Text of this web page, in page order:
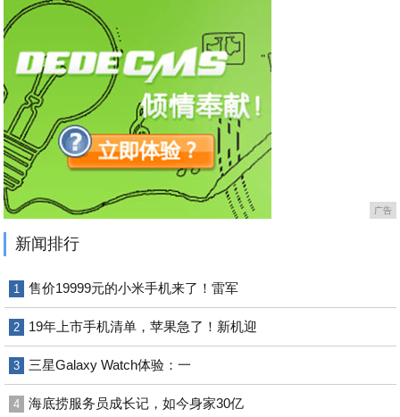
广告
新闻排行
1 售价19999元的小米手机来了！雷军
2 19年上市手机清单，苹果急了！新机迎
3 三星Galaxy Watch体验：一
4 海底捞服务员成长记，如今身家30亿